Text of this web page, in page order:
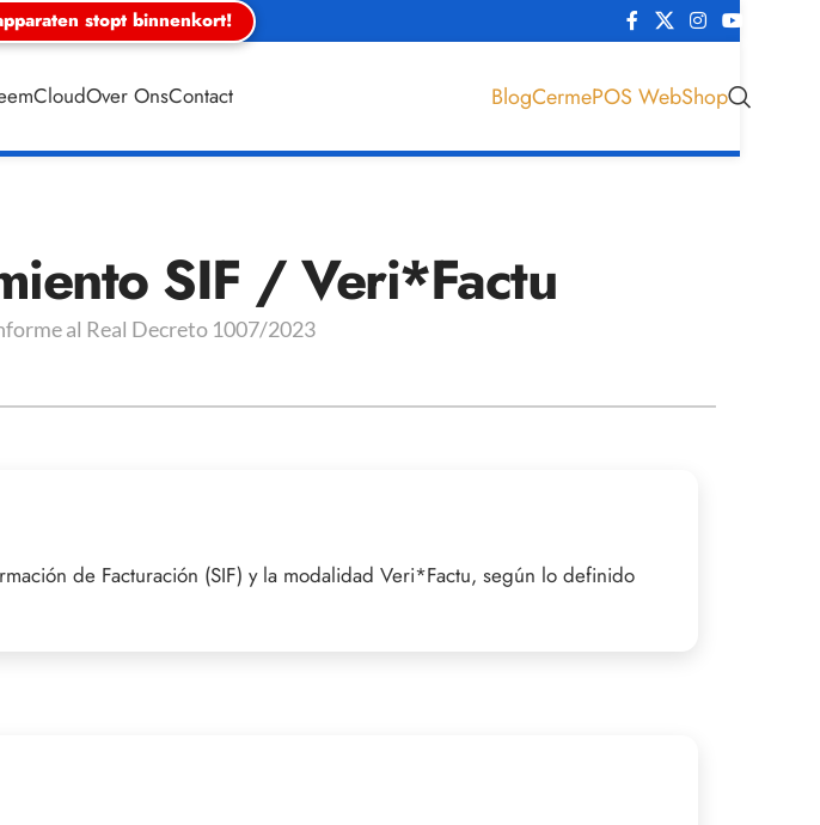
stopt binnenkort!
CloudOver OnsContact BlogCermePOS WebShop
SIF / Veri*Factu
al Real Decreto 1007/2023
de Facturación (SIF) y la modalidad Veri*Factu, según lo definido